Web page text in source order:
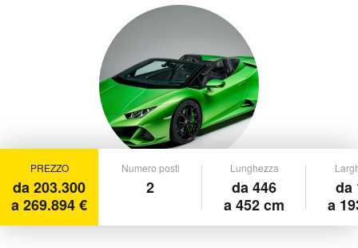
PREZZO
da 203.300
a 269.894 €
Numero posti
2
Lunghezza
da 446
a 452 cm
da
a